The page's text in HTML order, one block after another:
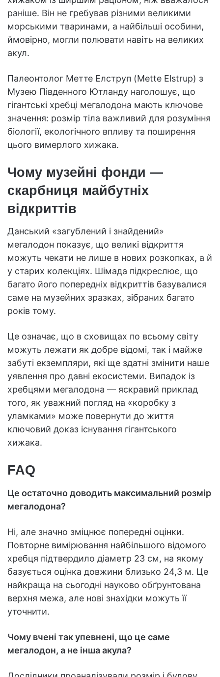
раніше. Він не гребував різними великими
морськими тваринами, а найбільші особини,
ймовірно, могли полювати навіть на великих
акул.
Палеонтолог Метте Елструп (Mette Elstrup) з
Музею Південного Ютланду наголошує, що
гігантські хребці мегалодона мають ключове
значення: розмір тіла важливий для розуміння
біології, екологічного впливу та поширення
цього вимерлого хижака.
Чому музейні фонди —
скарбниця майбутніх
відкриттів
Данський «загублений і знайдений»
мегалодон показує, що великі відкриття
можуть чекати не лише в нових розкопках, а й
у старих колекціях. Шімада підкреслює, що
багато його попередніх відкриттів базувалися
саме на музейних зразках, зібраних багато
років тому.
Це означає, що в сховищах по всьому світу
можуть лежати як добре відомі, так і майже
забуті екземпляри, які ще здатні змінити наше
уявлення про давні екосистеми. Випадок із
хребцями мегалодона — яскравий приклад
того, як уважний погляд на «коробку з
уламками» може повернути до життя
ключовий доказ існування гігантського
хижака.
FAQ
Це остаточно доводить максимальний розмір
мегалодона?
Ні, але значно зміцнює попередні оцінки.
Повторне вимірювання найбільшого відомого
хребця підтвердило діаметр 23 см, на якому
базується оцінка довжини близько 24,3 м. Це
найкраща на сьогодні науково обґрунтована
верхня межа, але нові знахідки можуть її
уточнити.
Чому вчені так упевнені, що це саме
мегалодон, а не інша акула?